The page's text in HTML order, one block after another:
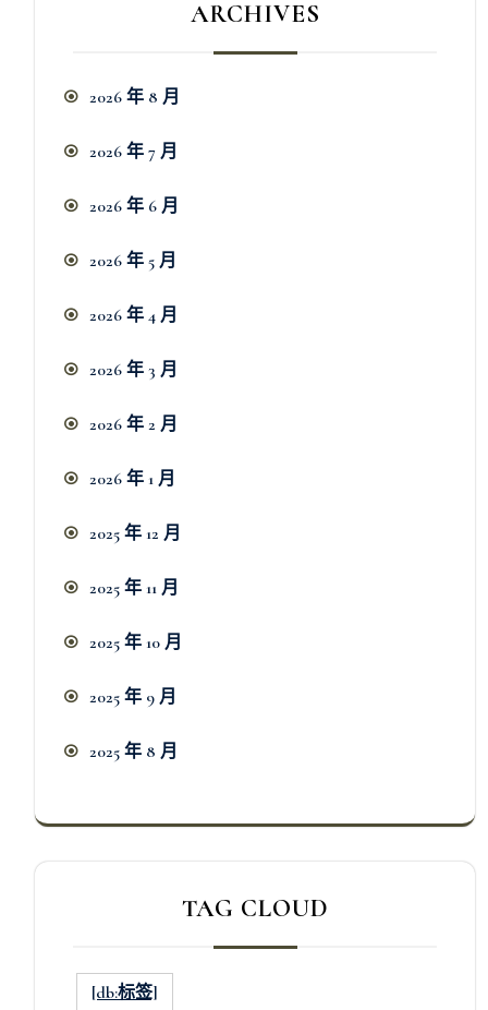
ARCHIVES
2026 年 8 月
2026 年 7 月
2026 年 6 月
2026 年 5 月
2026 年 4 月
2026 年 3 月
2026 年 2 月
2026 年 1 月
2025 年 12 月
2025 年 11 月
2025 年 10 月
2025 年 9 月
2025 年 8 月
TAG CLOUD
[db:标签]